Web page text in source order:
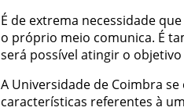
É de extrema necessidade que
o próprio meio comunica. É
será possível atingir o objetivo
A Universidade de Coimbra se
características referentes à